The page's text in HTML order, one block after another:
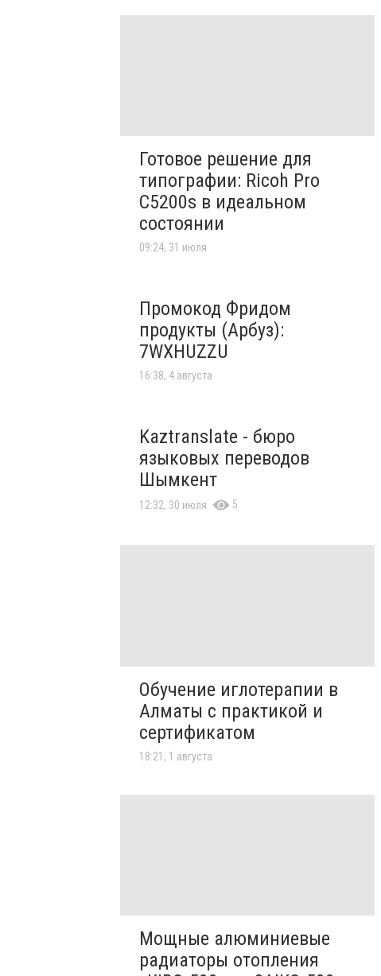
Готовое решение для
типографии: Ricoh Pro
C5200s в идеальном
состоянии
09:24, 31 июля
Промокод Фридом
продукты (Арбуз):
7WXHUZZU
16:38, 4 августа
Kaztranslate - бюро
языковых переводов
Шымкент
12:32, 30 июля 5
Обучение иглотерапии в
Алматы с практикой и
сертификатом
18:21, 1 августа
Мощные алюминиевые
радиаторы отопления